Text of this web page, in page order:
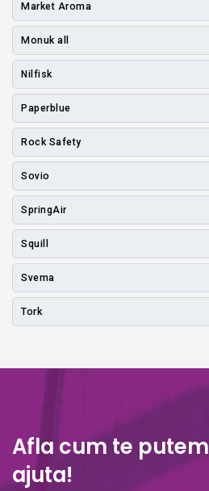
Market Aroma
Monuk all
Nilfisk
Paperblue
Rock Safety
Sovio
SpringAir
Squill
Svema
Tork
Afla cum te putem
ajuta!